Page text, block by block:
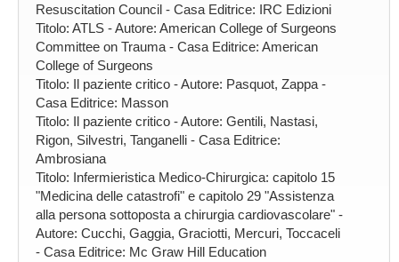
Resuscitation Council - Casa Editrice: IRC Edizioni
Titolo: ATLS - Autore: American College of Surgeons
Committee on Trauma - Casa Editrice: American
College of Surgeons
Titolo: Il paziente critico - Autore: Pasquot, Zappa -
Casa Editrice: Masson
Titolo: Il paziente critico - Autore: Gentili, Nastasi,
Rigon, Silvestri, Tanganelli - Casa Editrice:
Ambrosiana
Titolo: Infermieristica Medico-Chirurgica: capitolo 15
"Medicina delle catastrofi" e capitolo 29 "Assistenza
alla persona sottoposta a chirurgia cardiovascolare" -
Autore: Cucchi, Gaggia, Graciotti, Mercuri, Toccaceli
- Casa Editrice: Mc Graw Hill Education